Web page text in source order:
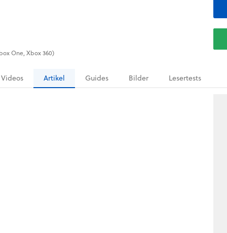
One, Xbox 360)
Videos Artikel Guides Bilder Lesertests